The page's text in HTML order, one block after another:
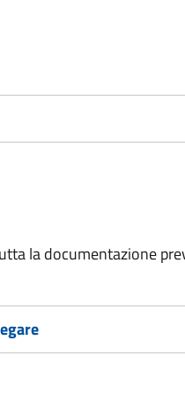
la documentazione